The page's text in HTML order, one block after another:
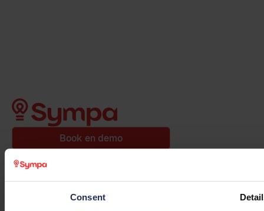
Consent
Book en demo